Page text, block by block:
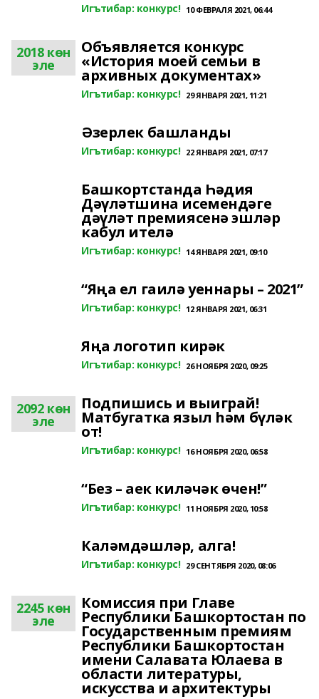
Игътибар: конкурс! 10 ФЕВРАЛЯ 2021, 06:44
2018 көн
эле
Объявляется конкурс
«История моей семьи в
архивных документах»
Игътибар: конкурс! 29 ЯНВАРЯ 2021, 11:21
Әзерлек башланды
Игътибар: конкурс! 22 ЯНВАРЯ 2021, 07:17
Башкортстанда Һәдия
Дәүләтшина исемендәге
дәүләт премиясенә эшләр
кабул ителә
Игътибар: конкурс! 14 ЯНВАРЯ 2021, 09:10
“Яңа ел гаилә уеннары – 2021”
Игътибар: конкурс! 12 ЯНВАРЯ 2021, 06:31
Яңа логотип кирәк
Игътибар: конкурс! 26 НОЯБРЯ 2020, 09:25
2092 көн
эле
Подпишись и выиграй!
Матбугатка языл һәм бүләк
от!
Игътибар: конкурс! 16 НОЯБРЯ 2020, 06:58
“Без – аек киләчәк өчен!”
Игътибар: конкурс! 11 НОЯБРЯ 2020, 10:58
Каләмдәшләр, алга!
Игътибар: конкурс! 29 СЕНТЯБРЯ 2020, 08:06
2245 көн
эле
Комиссия при Главе
Республики Башкортостан по
Государственным премиям
Республики Башкортостан
имени Салавата Юлаева в
области литературы,
искусства и архитектуры